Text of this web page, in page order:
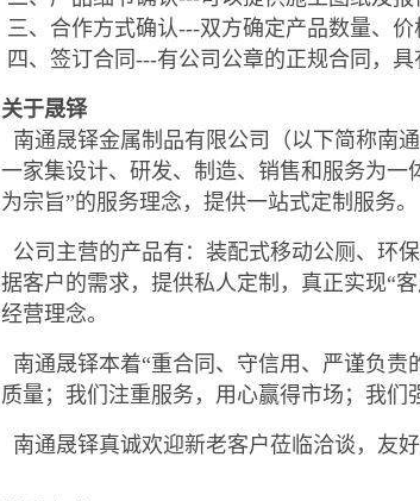
三、合作方式确认---双方确定产品数量、
四、签订合同---有公司公章的正规合同，具
关于晟铎
南通晟铎金属制品有限公司（以下简称南
一家集设计、研发、制造、销售和服务为
为宗旨”的服务理念，提供一站式定制服务。
公司主营的产品有：装配式移动公厕、环
据客户的需求，提供私人定制，真正实现“
经营理念。
南通晟铎本着“重合同、守信用、严谨负
质量；我们注重服务，用心赢得市场；我们
南通晟铎真诚欢迎新老客户莅临洽谈，友